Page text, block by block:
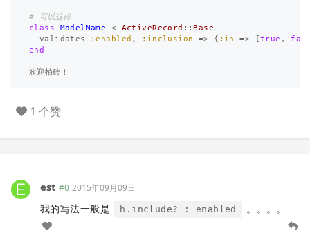
# 可以这样
class
ModelName < ActiveRecord ::Base
validates
:enabled , :inclusion => { :in => [true ,
end
欢迎拍砖 ！
1 个赞
est #0 2015年09月09日
我的写法一般是 h.include? : enabled 。。。。